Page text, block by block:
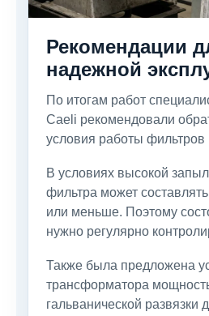
Рекомендации
надежной
По итогам работ
Caeli рекомендовали
условия работы фильтров
В условиях высокой
фильтра может
или меньше. Поэтому
нужно регулярно
Также была предложена
трансформатора
гальванической развязки